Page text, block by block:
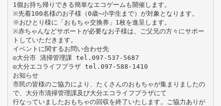
1個お持ち帰りできる簡単なエコゲームも開催します。
※先着100名様のお子様（0歳∼小学生まで）が対象となります。
※おひとり様に「おもちゃ交換券」1枚を進呈します。
※赤ちゃんなどサポートが必要なお子様は、ご父兄の方々にサポー
トしていただきます。
イベントに関するお問い合わせ先
◎大分市 清掃管理課 tel.097-537-5687
◎大分エコライフプラザ tel.097-588-1410
お知らせ
市民の皆様のご協力により、たくさんのおもちゃが集まりましたの
で、大分市清掃管理課及び大分エコライフプラザにて
行なっていましたおもちゃの回収を終了いたします。ご協力ありが